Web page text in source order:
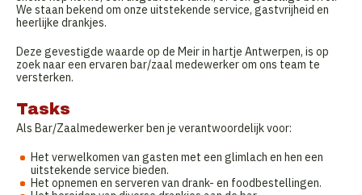
We staan bekend om onze uitstekende service, gastvrijheid en
heerlijke drankjes.
Deze gevestigde waarde op de Meir in hartje Antwerpen, is op
zoek naar een ervaren bar/zaal medewerker om ons team te
versterken.
Tasks
Als Bar/Zaalmedewerker ben je verantwoordelijk voor:
Het verwelkomen van gasten met een glimlach en hen een
uitstekende service bieden.
Het opnemen en serveren van drank- en foodbestellingen.